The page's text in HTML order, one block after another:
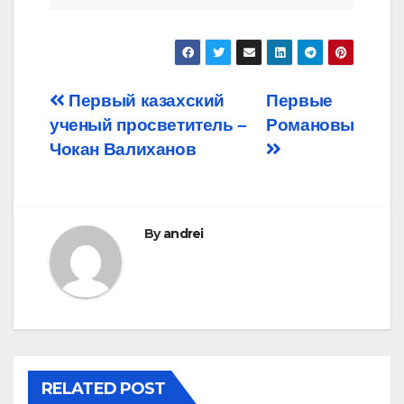
Post
navigation
Первые
Романовы
Первый казахский
ученый просветитель –
Чокан Валиханов
Byandrei
RELATED POST